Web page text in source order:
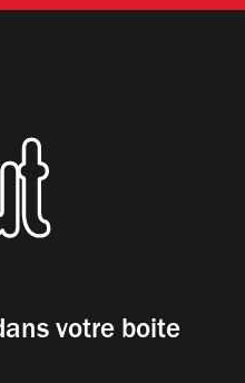
votre boite